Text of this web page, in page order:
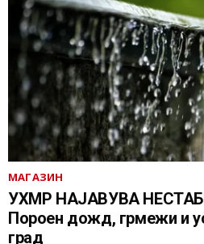
МАГАЗИН
УХМР НАЈАВУВА
Пороен дожд, грмежи и
град